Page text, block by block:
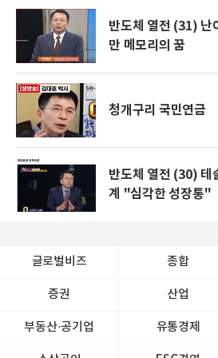
반도체 열전 (31)
만 메모리의 꿈
청개구리 국민연금
반도체 열전 (30) 테슬라
계 "심각한 성장통"
글로벌비즈 종합
증권 산업
부동산·공기업 유통경제